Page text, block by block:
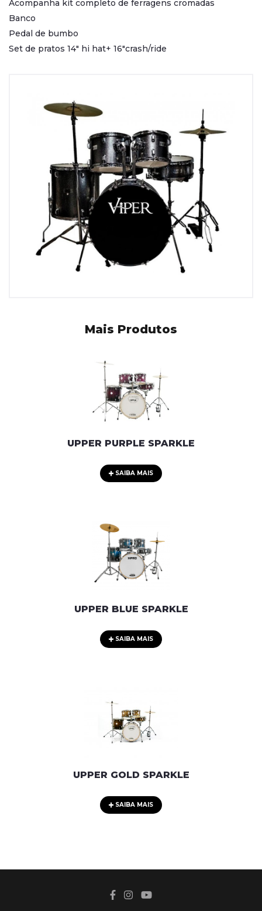
Acompanha kit completo de ferragens cromadas
Banco
Pedal de bumbo
Set de pratos 14" hi hat+ 16"crash/ride
Mais Produtos
UPPER PURPLE SPARKLE
SAIBA MAIS
UPPER BLUE SPARKLE
SAIBA MAIS
UPPER GOLD SPARKLE
SAIBA MAIS